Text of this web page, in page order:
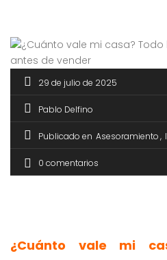
29 de julio de 2025
Pablo Delfino
Publicado en Asesoramiento
0 comentarios
¿Cuánto vale mi